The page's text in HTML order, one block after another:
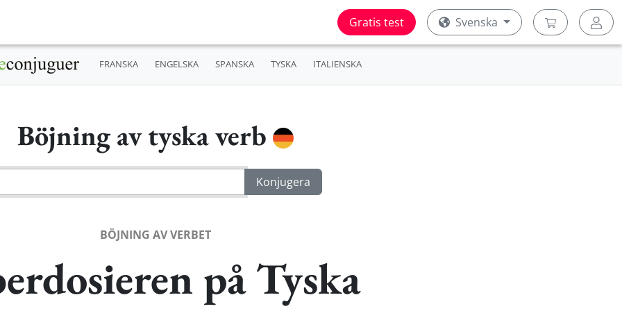
Gratis test Svenska
FRANSKA ENGELSKA SPANSKA TYSKA ITALIENSKA
Böjning av tyska verb
BÖJNING AV VERBET
på Tyska